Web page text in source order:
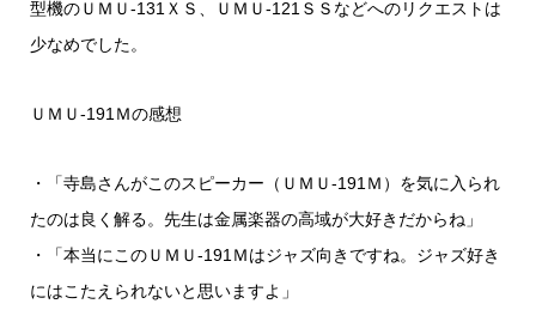
型機のＵＭＵ-131ＸＳ、ＵＭＵ-121ＳＳなどへのリクエストは
少なめでした。
ＵＭＵ-191Ｍの感想
・「寺島さんがこのスピーカー（ＵＭＵ-191Ｍ）を気に入られ
たのは良く解る。先生は金属楽器の高域が大好きだからね」
・「本当にこのＵＭＵ-191Ｍはジャズ向きですね。ジャズ好き
にはこたえられないと思いますよ」